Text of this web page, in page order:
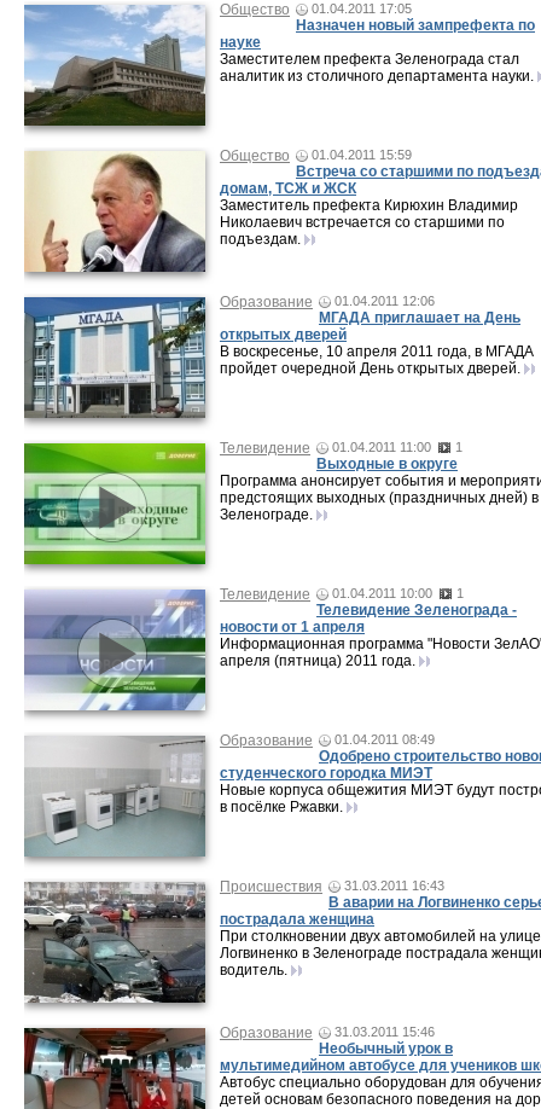
Общество 01.04.2011 17:05
Назначен новый зампрефекта по
науке
Заместителем префекта Зеленограда стал
аналитик из столичного департамента науки.
Общество 01.04.2011 15:59
Встреча со старшими по
домам, ТСЖ и ЖСК
Заместитель префекта Кирюхин Владимир
Николаевич встречается со старшими по
подъездам.
Образование 01.04.2011 12:06
МГАДА приглашает на День
открытых дверей
В воскресенье, 10 апреля 2011 года, в МГАДА
пройдет очередной День открытых дверей.
Телевидение 01.04.2011 11:00 1
Выходные в округе
Программа анонсирует события и
предстоящих выходных (праздничных дней) в
Зеленограде.
Телевидение 01.04.2011 10:00 1
Телевидение Зеленограда -
новости от 1 апреля
Информационная программа "Новости
апреля (пятница) 2011 года.
Образование 01.04.2011 08:49
Одобрено строительство
студенческого городка МИЭТ
Новые корпуса общежития МИЭТ будут
в посёлке Ржавки.
Происшествия 31.03.2011 16:43
В аварии на Логвиненко
пострадала женщина
При столкновении двух автомобилей на улице
Логвиненко в Зеленограде пострадала
водитель.
Образование 31.03.2011 15:46
Необычный урок в
мультимедийном автобусе для учеников
Автобус специально оборудован для
детей основам безопасного поведения на